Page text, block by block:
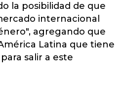
la posibilidad de que
internacional
agregando que
Latina que tiene
para salir a este